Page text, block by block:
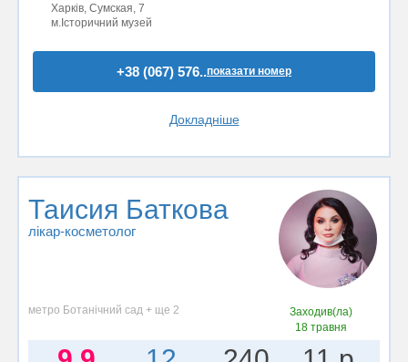
Харків, Сумская, 7
м.Історичний музей
+38 (067) 576..показати номер
Докладніше
Таисия Баткова
лікар-косметолог
метро Ботанічний сад + ще 2
Заходив(ла)
18 травня